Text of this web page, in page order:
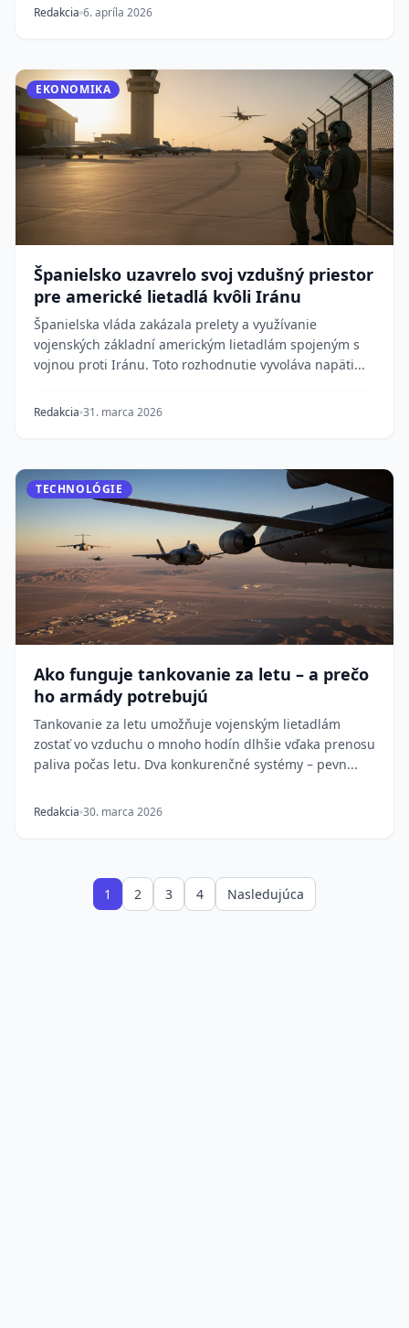
Redakcia 6. apríla 2026
EKONOMIKA
Španielsko uzavrelo svoj vzdušný priestor
pre americké lietadlá kvôli Iránu
Španielska vláda zakázala prelety a využívanie
vojenských základní americkým lietadlám spojeným s
vojnou proti Iránu. Toto rozhodnutie vyvoláva napäti...
Redakcia 31. marca 2026
TECHNOLÓGIE
Ako funguje tankovanie za letu – a prečo
ho armády potrebujú
Tankovanie za letu umožňuje vojenským lietadlám
zostať vo vzduchu o mnoho hodín dlhšie vďaka prenosu
paliva počas letu. Dva konkurenčné systémy – pevn...
Redakcia 30. marca 2026
1 2 3 4 Nasledujúca